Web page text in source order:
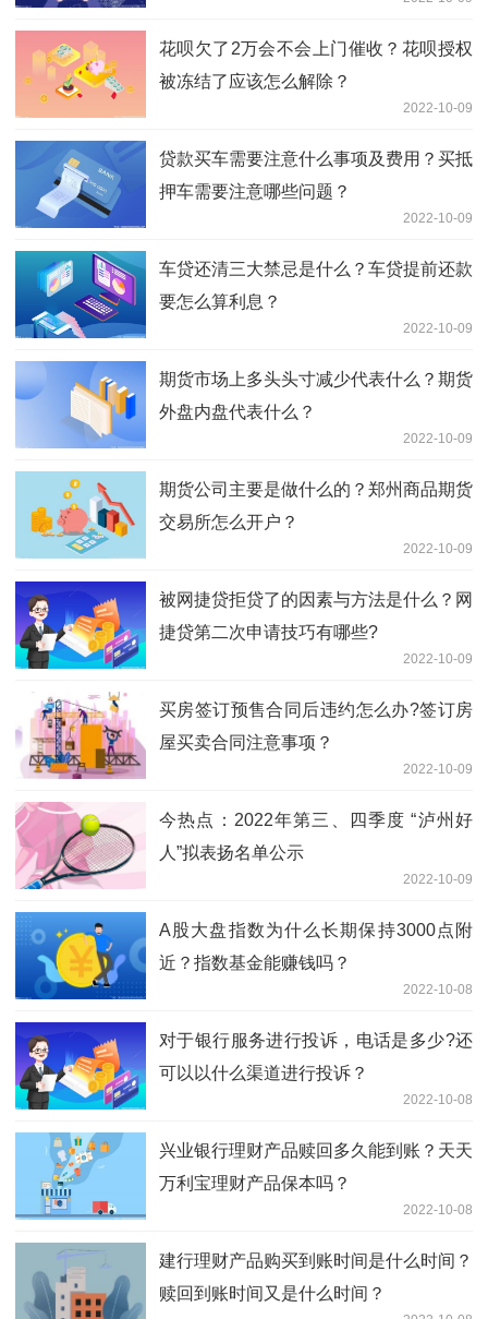
花呗欠了2万会不会上门催收？花呗授权
被冻结了应该怎么解除？
2022-10-09
贷款买车需要注意什么事项及费用？买抵
押车需要注意哪些问题？
2022-10-09
车贷还清三大禁忌是什么？车贷提前还款
要怎么算利息？
2022-10-09
期货市场上多头头寸减少代表什么？期货
外盘内盘代表什么？
2022-10-09
期货公司主要是做什么的？郑州商品期货
交易所怎么开户？
2022-10-09
被网捷贷拒贷了的因素与方法是什么？网
捷贷第二次申请技巧有哪些?
2022-10-09
买房签订预售合同后违约怎么办?签订房
屋买卖合同注意事项？
2022-10-09
今热点：2022年第三、四季度 “泸州好
人”拟表扬名单公示
2022-10-09
A股大盘指数为什么长期保持3000点附
近？指数基金能赚钱吗？
2022-10-08
对于银行服务进行投诉，电话是多少?还
可以以什么渠道进行投诉？
2022-10-08
兴业银行理财产品赎回多久能到账？天天
万利宝理财产品保本吗？
2022-10-08
建行理财产品购买到账时间是什么时间？
赎回到账时间又是什么时间？